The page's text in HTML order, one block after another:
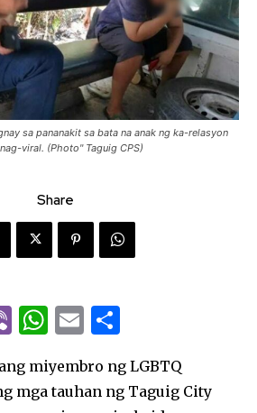
sa pananakit sa bata na anak ng ka-relasyon
viral. (Photo" Taguig CPS)
Share
Vi
er
W
at
E
ai ar
miyembro ng LGBTQ
mga tauhan ng Taguig City